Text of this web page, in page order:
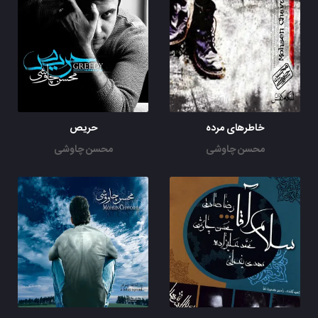
ای گل بهارم، دشت لاله زارم
قلب داغدارم، سنگ بی مزارم
درد موندگارم، روز ناگوارم
زخم بی شمارم، زهر روزگارم
خاطرهای مرده
محسن چاوشی
حریص
محسن چاوشی